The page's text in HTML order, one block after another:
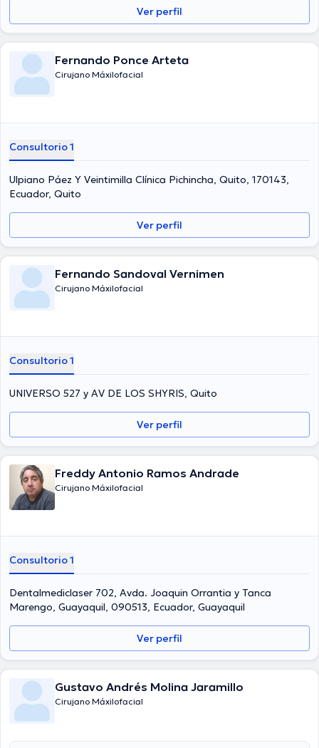
Ver perfil
Fernando Ponce Arteta
Cirujano Máxilofacial
Consultorio 1
Ulpiano Páez Y Veintimilla Clínica Pichincha, Quito, 170143,
Ecuador, Quito
Ver perfil
Fernando Sandoval Vernimen
Cirujano Máxilofacial
Consultorio 1
UNIVERSO 527 y AV DE LOS SHYRIS, Quito
Ver perfil
Freddy Antonio Ramos Andrade
Cirujano Máxilofacial
Consultorio 1
Dentalmediclaser 702, Avda. Joaquin Orrantia y Tanca
Marengo, Guayaquil, 090513, Ecuador, Guayaquil
Ver perfil
Gustavo Andrés Molina Jaramillo
Cirujano Máxilofacial